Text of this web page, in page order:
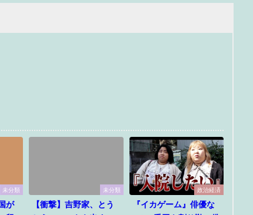
未分類
が
未分類
【衝撃】吉野家、とう
政治経済
『イカゲーム』俳優な